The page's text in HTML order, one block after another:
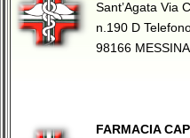
Sant’Agata Via
n.190 D
98166 MESSINA
FARMACIA